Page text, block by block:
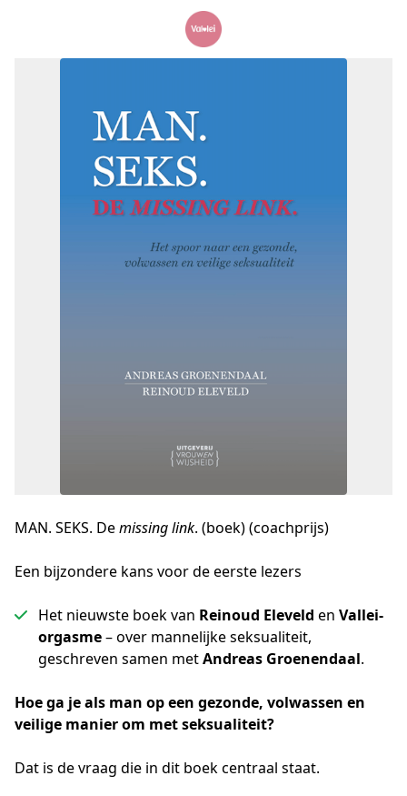
MAN. SEKS. Demissing link. (boek) (coachprijs)
Een bijzondere kans voor de eerste lezers
Het nieuwste boek van Reinoud Eleveld en Vallei-
orgasme– over mannelijke seksualiteit,
geschreven samen metAndreas Groenendaal.
Hoe ga je als man op een gezonde, volwassen en
veilige manier om met seksualiteit?
Dat is de vraag die in dit boek centraal staat.